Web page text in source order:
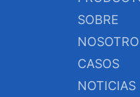
SOBRE
CASOS
NOTICIAS